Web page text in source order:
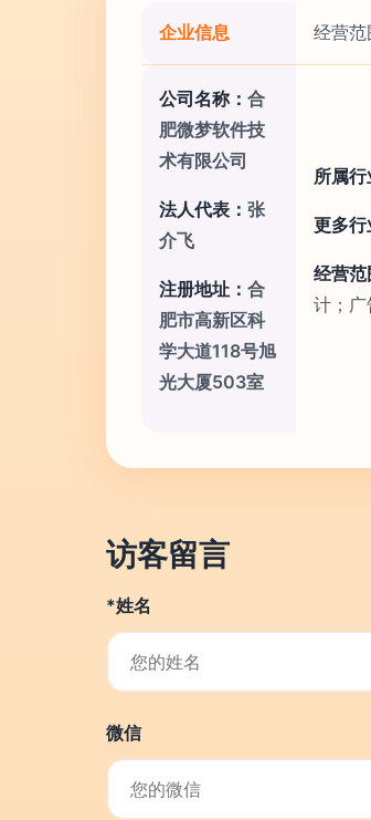
企业信息 经营范
公司名称： 合
肥微梦软件技
术有限公司
法人代表： 张
介飞
注册地址： 合
肥市高新区科
学大道118号旭
光大厦503室
所属行
更多行
经营范
计；广
访客留言
*姓名
微信